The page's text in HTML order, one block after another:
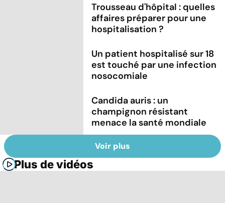
Trousseau d'hôpital : quelles
affaires préparer pour une
hospitalisation ?
Un patient hospitalisé sur 18
est touché par une infection
nosocomiale
Candida auris : un
champignon résistant
menace la santé mondiale
Voir plus
Plus de vidéos